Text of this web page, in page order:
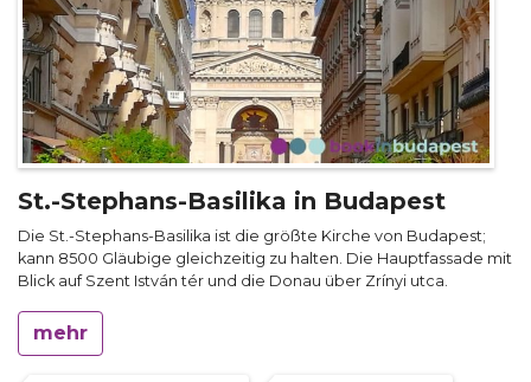
St.-Stephans-Basilika in Budapest
Die St.-Stephans-Basilika ist die größte Kirche von Budapest;
kann 8500 Gläubige gleichzeitig zu halten. Die Hauptfassade mit
Blick auf Szent István tér und die Donau über Zrínyi utca.
mehr